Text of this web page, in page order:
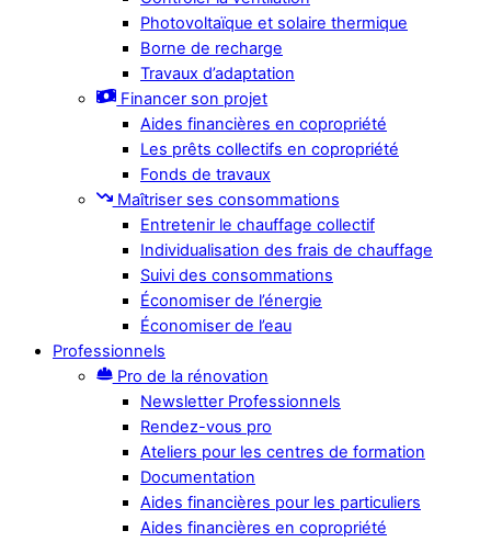
Photovoltaïque et solaire thermique
Borne de recharge
Travaux d’adaptation
Financer son projet
Aides financières en copropriété
Les prêts collectifs en copropriété
Fonds de travaux
Maîtriser ses consommations
Entretenir le chauffage collectif
Individualisation des frais de chauffage
Suivi des consommations
Économiser de l’énergie
Économiser de l’eau
Professionnels
Pro de la rénovation
Newsletter Professionnels
Rendez-vous pro
Ateliers pour les centres de formation
Documentation
Aides financières pour les particuliers
Aides financières en copropriété